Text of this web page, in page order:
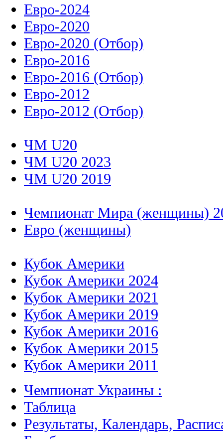
Евро-2024
Евро-2020
Евро-2020 (Отбор)
Евро-2016
Евро-2016 (Отбор)
Евро-2012
Евро-2012 (Отбор)
ЧМ U20
ЧМ U20 2023
ЧМ U20 2019
Чемпионат Мира (женщины)
Евро (женщины)
Кубок Америки
Кубок Америки 2024
Кубок Америки 2021
Кубок Америки 2019
Кубок Америки 2016
Кубок Америки 2015
Кубок Америки 2011
Чемпионат Украины :
Таблица
Результаты, Календарь,